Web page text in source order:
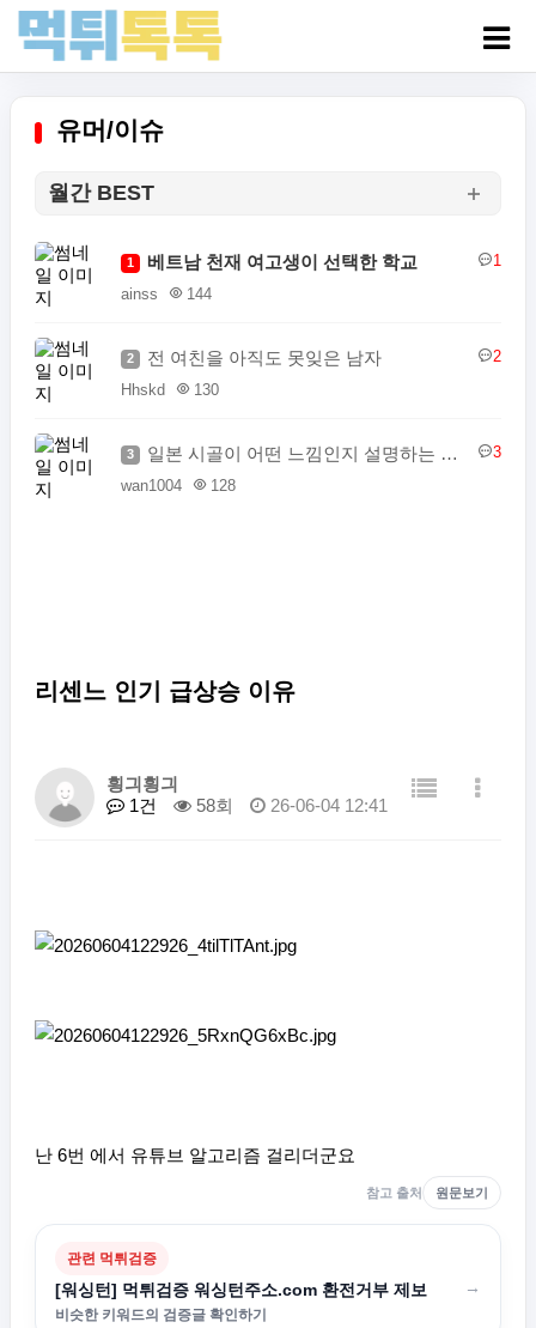
유머/이슈
월간 BEST
1 베트남 천재 여고생이 선택한 학교
1
ainss
144
2 전 여친을 아직도 못잊은 남자
2
Hhskd
130
3 일본 시골이 어떤 느낌인지 설명하는 일본인
3
wan1004
128
리센느 인기 급상승 이유
힁긔힁긔
1건
58회 26-06-04 12:41
난 6번 에서 유튜브 알고리즘 걸리더군요
참고 출처 원문보기
관련 먹튀검증
[워싱턴] 먹튀검증 워싱턴주소.com 환전거부 제보
비슷한 키워드의 검증글 확인하기
→